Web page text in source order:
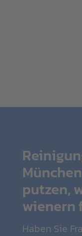
putzen,
wienern
Haben Sie